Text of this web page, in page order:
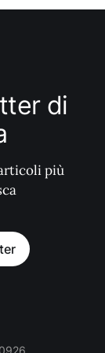
di
più